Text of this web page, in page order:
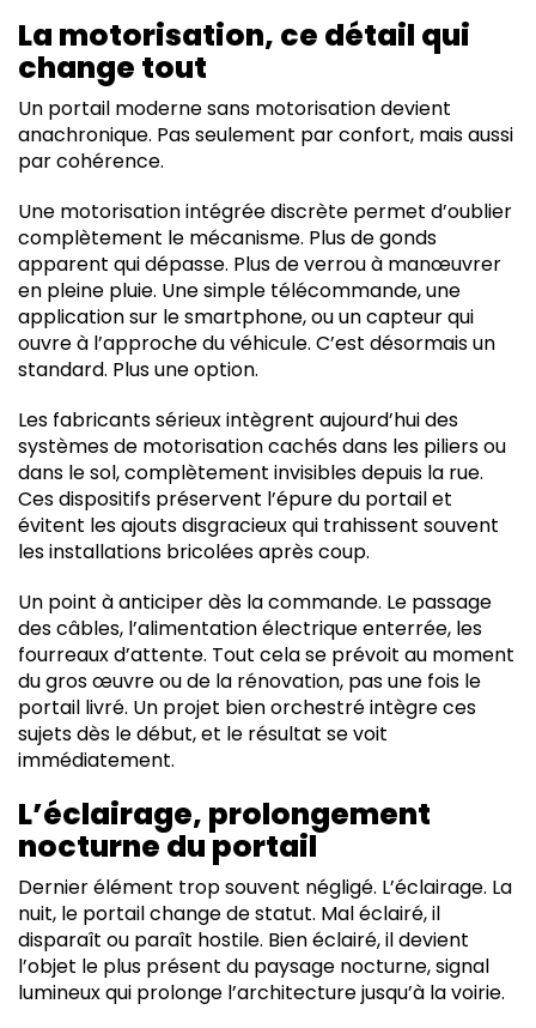
La motorisation, ce détail qui
change tout
Un portail moderne sans motorisation devient
anachronique. Pas seulement par confort, mais aussi
par cohérence.
Une motorisation intégrée discrète permet d’oublier
complètement le mécanisme. Plus de gonds
apparent qui dépasse. Plus de verrou à manœuvrer
en pleine pluie. Une simple télécommande, une
application sur le smartphone, ou un capteur qui
ouvre à l’approche du véhicule. C’est désormais un
standard. Plus une option.
Les fabricants sérieux intègrent aujourd’hui des
systèmes de motorisation cachés dans les piliers ou
dans le sol, complètement invisibles depuis la rue.
Ces dispositifs préservent l’épure du portail et
évitent les ajouts disgracieux qui trahissent souvent
les installations bricolées après coup.
Un point à anticiper dès la commande. Le passage
des câbles, l’alimentation électrique enterrée, les
fourreaux d’attente. Tout cela se prévoit au moment
du gros œuvre ou de la rénovation, pas une fois le
portail livré. Un projet bien orchestré intègre ces
sujets dès le début, et le résultat se voit
immédiatement.
L’éclairage, prolongement
nocturne du portail
Dernier élément trop souvent négligé. L’éclairage. La
nuit, le portail change de statut. Mal éclairé, il
disparaît ou paraît hostile. Bien éclairé, il devient
l’objet le plus présent du paysage nocturne, signal
lumineux qui prolonge l’architecture jusqu’à la voirie.